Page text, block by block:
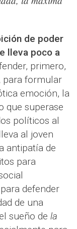
de poder
lleva poco a
primero,
para formular
emoción, la
que superase
políticos al
al joven
antipatía de
para
defender
de una
sueño de la